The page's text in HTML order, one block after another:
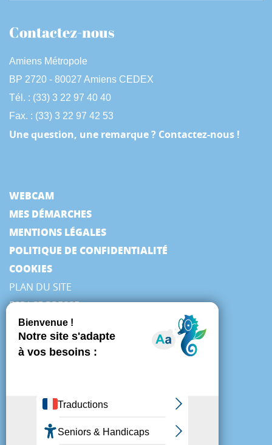
Contactez-nous
Amiens Métropole
BP 2720 - 80027 Amiens CEDEX
Tél. : (33) 3 22 97 40 40
Fax. : (33) 3 22 97 42 53
Une question, une remarque ? Contactez-nous !
WEBCAM
MES DÉMARCHES
MENTIONS LÉGALES
POLITIQUE DE CONFIDENTIALITÉ
COOKIES
PLAN DU SITE
ESPACE PRESSE